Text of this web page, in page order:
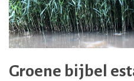
Groene bijbel